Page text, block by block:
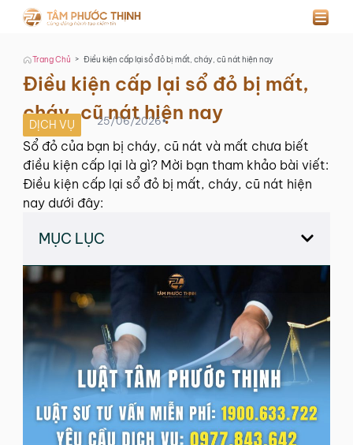
Trang Chủ > Điều kiện cấp lại sổ đỏ bị mất, cháy, cũ nát hiện nay
Điều kiện cấp lại sổ đỏ bị mất,
cháy, cũ nát hiện nay
DỊCH VỤ 25/06/2026•
Sổ đỏ của bạn bị cháy, cũ nát và mất chưa biết
điều kiện cấp lại là gì? Mời bạn tham khảo bài viết:
Điều kiện cấp lại sổ đỏ bị mất, cháy, cũ nát hiện
nay dưới đây:
MỤC LỤC